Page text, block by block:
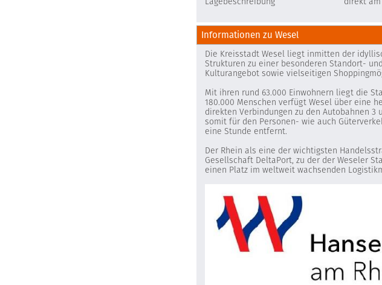
Informationen zu Wesel
Die Kreisstadt Wesel liegt inmitten der
Strukturen zu einer besonderen Standort-
Kulturangebot sowie vielseitigen
Mit ihren rund 63.000 Einwohnern liegt die
180.000 Menschen verfügt Wesel über eine
direkten Verbindungen zu den Autobahnen
somit für den Personen- wie auch
eine Stunde entfernt.
Der Rhein als eine der wichtigsten
Gesellschaft DeltaPort, zu der der Weseler
einen Platz im weltweit wachsenden